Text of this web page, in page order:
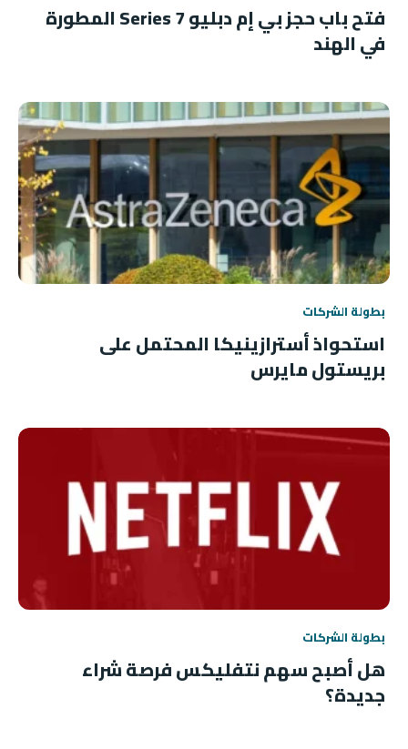
فتح باب حجز بي إم دبليو 7 Series المطورة
في الهند
بطولة الشركات
استحواذ أسترازينيكا المحتمل على
بريستول مايرس
بطولة الشركات
هل أصبح سهم نتفليكس فرصة شراء
جديدة؟